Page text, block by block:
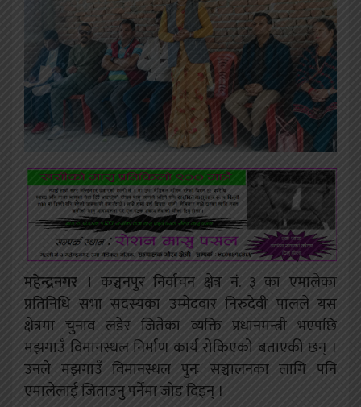
महेन्द्रनगर । कञ्चनपुर निर्वाचन क्षेत्र नं. ३ का एमालेका
प्रतिनिधि सभा सदस्यका उम्मेदवार निरुदेवी पालले यस
क्षेत्रमा चुनाव लडेर जितेका व्यक्ति प्रधानमन्त्री भएपछि
मझगाउँ विमानस्थल निर्माण कार्य रोकिएको बताएकी छन् ।
उनले मझगाउँ विमानस्थल पुनः सञ्चालनका लागि पनि
एमालेलाई जिताउनु पर्नेमा जोड दिइन् ।